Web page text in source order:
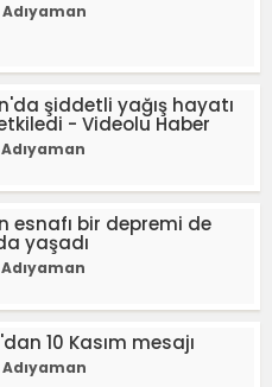
Adıyaman
şiddetli yağış hayatı
- Videolu Haber
Adıyaman
esnafı bir depremi de
yaşadı
Adıyaman
10 Kasım mesajı
Adıyaman